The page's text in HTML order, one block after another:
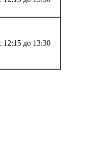
12:15 до 13:30